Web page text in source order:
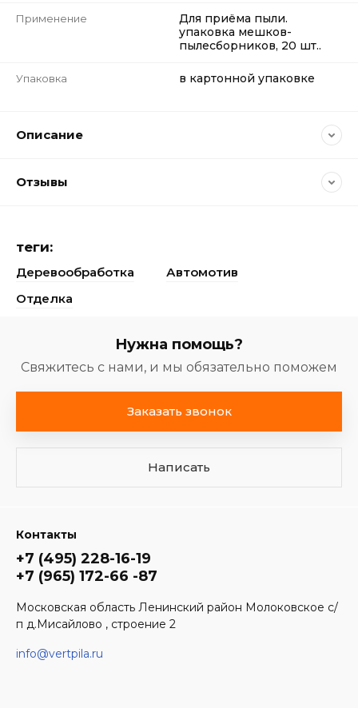
Применение
Для приёма пыли.
упаковка мешков-
пылесборников, 20 шт..
Упаковка в картонной упаковке
Описание
Отзывы
теги:
Деревообработка
Автомотив
Отделка
Нужна помощь?
Свяжитесь с нами, и мы обязательно поможем
Заказать звонок
Написать
Контакты
+7 (495) 228-16-19
+7 (965) 172-66 -87
Московская область Ленинский район Молоковское с/
п д.Мисайлово , строение 2
info@vertpila.ru